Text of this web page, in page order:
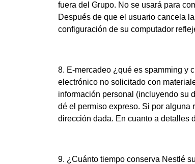
fuera del Grupo. No se usará para
Después de que el usuario cancela
configuración de su computador
8. E-mercadeo ¿qué es spamming y
electrónico no solicitado con
información personal (incluyendo su
dé el permiso expreso. Si por alguna
dirección dada. En cuanto a detalles
9. ¿Cuánto tiempo conserva Nestlé